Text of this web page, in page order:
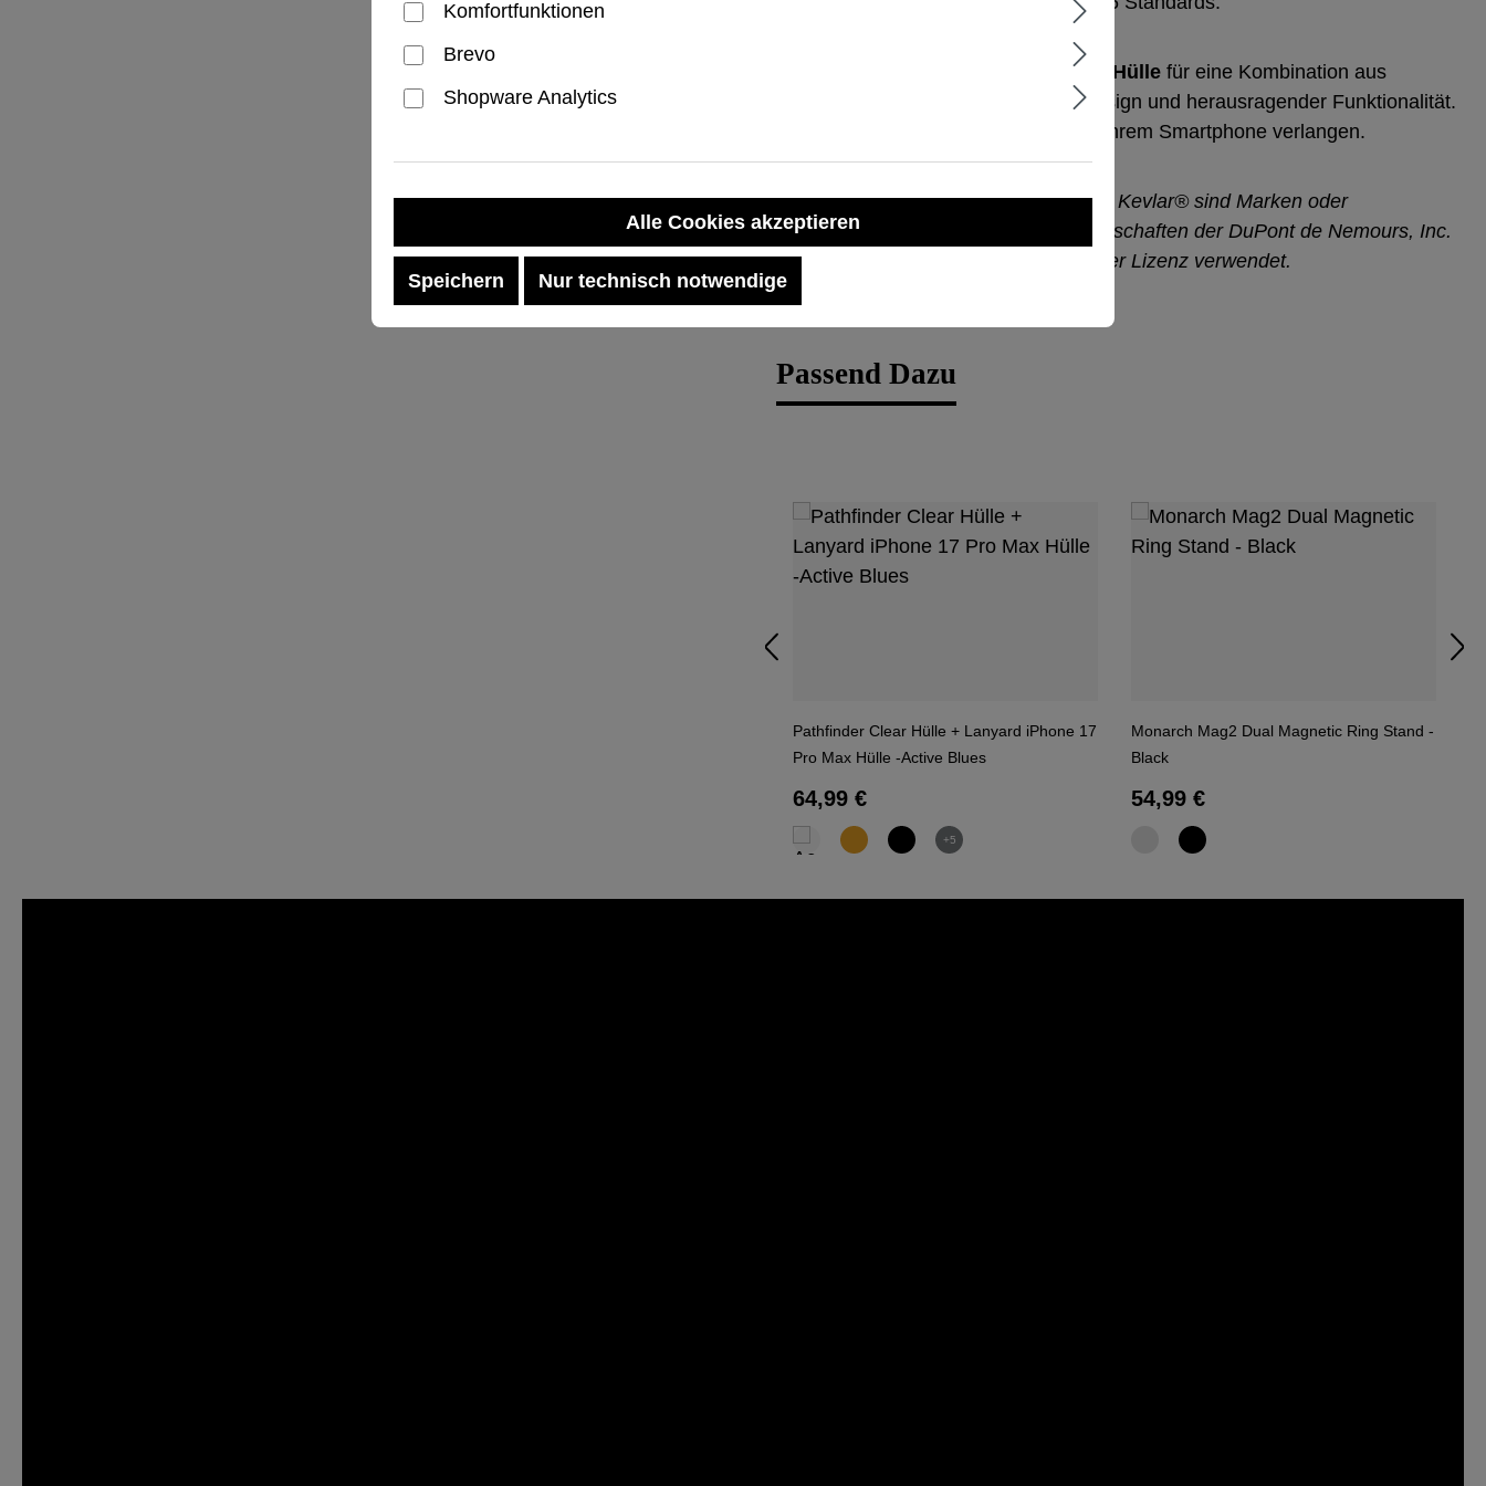
Monarch Pro Kevlar® Hülle für eine Kombination aus
fortschrittlichem Schutz, elegantem Design und herausragender Funktionalität.
Perfekt für alle, die das Maximum von ihrem Smartphone verlangen.
*Das DuPont Oval Logo, DuPont™ und Kevlar® sind Marken oder
eingetragene Marken von Tochtergesellschaften der DuPont de Nemours, Inc.
und werden von Urban Armor Gear unter Lizenz verwendet.
Passend Dazu
Pathfinder Clear Hülle + Lanyard iPhone 17
Pro Max Hülle -Active Blues
Regulärer Preis:
64,99 €
+5
Monarch Mag2 Dual Magnetic Ring Stand -
Black
Regulärer Preis:
54,99 €
Komfortfunktionen
Brevo
Shopware Analytics
Alle Cookies akzeptieren
Speichern Nur technisch notwendige